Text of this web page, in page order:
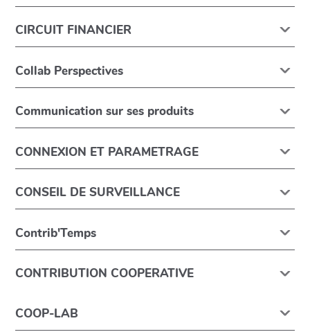
CIRCUIT FINANCIER
Collab Perspectives
Communication sur ses produits
CONNEXION ET PARAMETRAGE
CONSEIL DE SURVEILLANCE
Contrib'Temps
CONTRIBUTION COOPERATIVE
COOP-LAB